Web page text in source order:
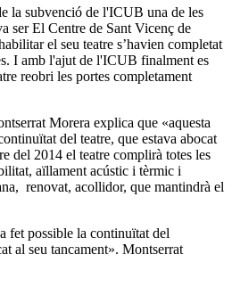
la subvenció de l'ICUB una de les
ser El Centre de Sant Vicenç de
el seu teatre s’havien completat
I amb l'ajut de l'ICUB finalment es
reobri les portes completament
Morera explica que «aquesta
del teatre, que estava abocat
del 2014 el teatre complirà totes les
aïllament acústic i tèrmic i
renovat, acollidor, que mantindrà el
fet possible la continuïtat del
al seu tancament». Montserrat